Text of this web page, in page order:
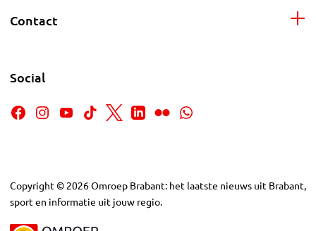
Contact
Social
Copyright © 2026Omroep Brabant: het laatste nieuws uit Brabant,
sport en informatie uit jouw regio.